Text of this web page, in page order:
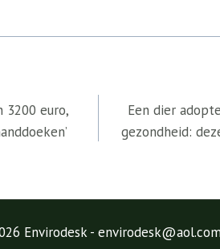
3200 euro,
Een dier
gezondheid:
Envirodesk -